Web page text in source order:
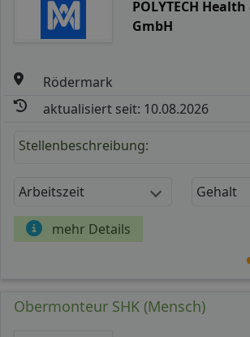
POLYTECH
GmbH
Rödermark
aktualisiert seit: 10.08.2026
Stellenbeschreibung:
Arbeitszeit Gehalt
mehr Details
Obermonteur SHK (Mensch)